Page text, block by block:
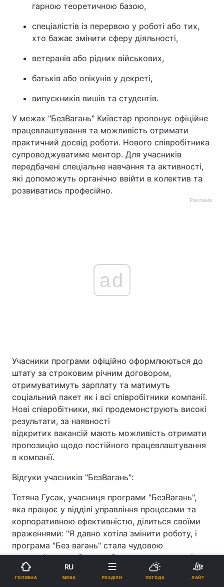
гарною теоретичною базою,
спеціалістів із перервою у роботі або тих,
хто бажає змінити сферу діяльності,
ветеранів або рідних військових,
батьків або опікунів у декреті,
випускників вишів та студентів.
У межах "БезВагань" Київстар пропонує офіційне
працевлаштування та можливість отримати
практичний досвід роботи. Нового співробітника
супроводжуватиме ментор. Для учасників
передбачені спеціальне навчання та активності,
які допоможуть органічно ввійти в колектив та
розвиватись професійно.
Реклама
ad
Учасники програми офіційно оформлюються до
штату за строковим річним договором,
отримуватимуть зарплату та матимуть
соціальний пакет як і всі співробітники компанії.
Нові співробітники, які продемонструють високі
результати, за наявності
відкритих вакансій мають можливість отримати
пропозицію щодо постійного працевлаштування
в компанії.
Відгуки учасників "БезВагань":
Тетяна Гусак, учасниця програми "БезВагань",
яка працює у відділі управління процесами та
корпоративною ефективністю, ділиться своїми
враженнями: "Я давно хотіла змінити роботу, і
програма "Без вагань" стала чудовою
можливістю зробити це без страху, що досвід чи
вік можуть стати перешкодою. Головне –
бажання працювати, а в мене воно було
ГОЛОВНА
RU
МОВА РОЗДІЛИ ПОГОДА ЛАЙТ